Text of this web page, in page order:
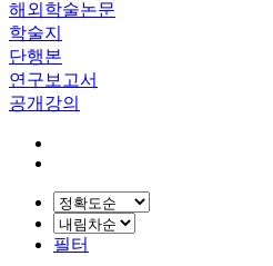
해외학술논문
학술지
단행본
연구보고서
공개강의
필터